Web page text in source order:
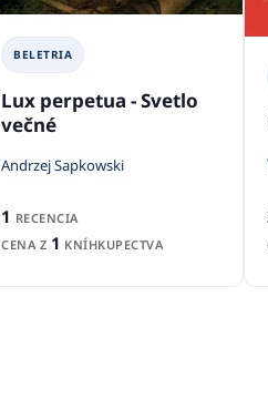
BELETRIA
Lux perpetua - Svetlo
večné
Andrzej Sapkowski
1 RECENCIA
CENA Z 1 KNÍHKUPECTVA